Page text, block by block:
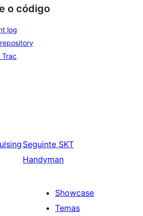
o código
log
Trac
Seguinte SKT
Handyman
Showcase
Temas